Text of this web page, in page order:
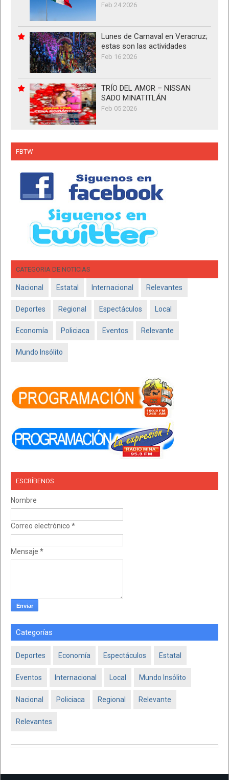
Feb 24 2026
Lunes de Carnaval en Veracruz;
estas son las actividades
Feb 16 2026
TRÍO DEL AMOR – NISSAN
SADO MINATITLÁN
Feb 05 2026
FBTW
CATEGORIA DE NOTICIAS
Nacional Estatal Internacional Relevantes
Deportes Regional Espectáculos Local
Economía Policiaca Eventos Relevante
Mundo Insólito
ESCRÍBENOS
Nombre
Correo electrónico *
Mensaje *
Categorías
Deportes Economía Espectáculos Estatal
Eventos Internacional Local Mundo Insólito
Nacional Policiaca Regional Relevante
Relevantes